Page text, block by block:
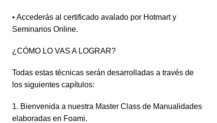
• Accederás al certificado avalado por Hotmart y
Seminarios Online.
¿CÓMO LO VAS A LOGRAR?
Todas estas técnicas serán desarrolladas a través de
los siguientes capítulos:
1. Bienvenida a nuestra Master Class de Manualidades
elaboradas en Foami.